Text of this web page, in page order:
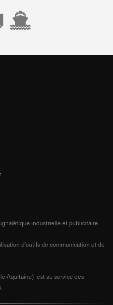
industrielle et publicitaire.
d'outils de communication et de
Aquitaine) est au service des